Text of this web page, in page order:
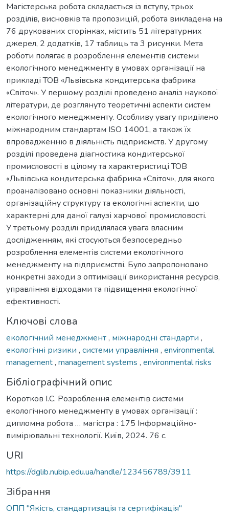
Магістерська робота складається із вступу, трьох
розділів, висновків та пропозицій, робота викладена на
76 друкованих сторінках, містить 51 літературних
джерел, 2 додатків, 17 таблиць та 3 рисунки. Мета
роботи полягає в розроблення елементів системи
екологічного менеджменту в умовах організації на
прикладі ТОВ «Львівська кондитерська фабрика
«Світоч». У першому розділі проведено аналіз наукової
літератури, де розглянуто теоретичні аспекти систем
екологічного менеджменту. Особливу увагу приділено
міжнародним стандартам ISO 14001, а також їх
впровадженню в діяльність підприємств. У другому
розділі проведена діагностика кондитерської
промисловості в цілому та характеристиці ТОВ
«Львівська кондитерська фабрика «Світоч», для якого
проаналізовано основні показники діяльності,
організаційну структуру та екологічні аспекти, що
характерні для даної галузі харчової промисловості.
У третьому розділі приділялася увага власним
дослідженням, які стосуються безпосередньо
розроблення елементів системи екологічного
менеджменту на підприємстві. Було запропоновано
конкретні заходи з оптимізації використання ресурсів,
управління відходами та підвищення екологічної
ефективності.
Ключові слова
екологічний менеджмент, міжнародні стандарти ,
екологічні ризики , системи управління , environmental
management, management systems , environmental risks
Бібліографічний опис
Коротков І.С. Розроблення елементів системи
екологічного менеджменту в умовах організації :
дипломна робота … магістра : 175 Інформаційно-
вимірювальні технології. Київ, 2024. 76 с.
URI
https://dglib.nubip.edu.ua/handle/123456789/3911
Зібрання
ОПП "Якість, стандартизація та сертифікація"